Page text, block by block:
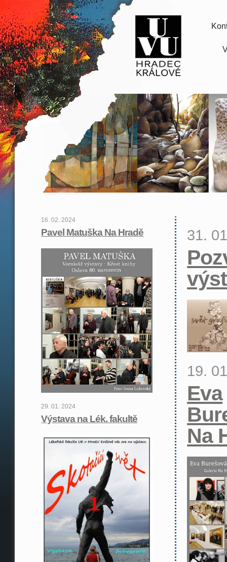
16. 02. 2024
Pavel Matuška Na Hradě
29. 01. 2024
Výstava na Lék. fakultě
31.
19.
Eva
Na